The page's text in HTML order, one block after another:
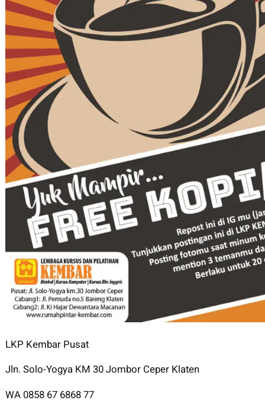
LKP Kembar Pusat
Jln. Solo-Yogya KM 30 Jombor Ceper Klaten
WA 0858 67 6868 77